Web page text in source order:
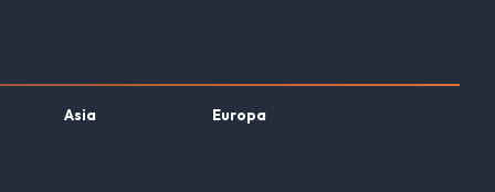
Asia Europa